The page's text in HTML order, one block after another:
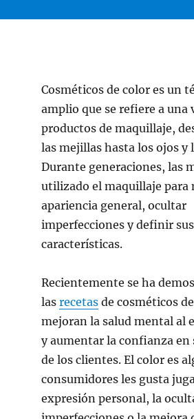
Cosméticos de color es un
amplio que se refiere a una
productos de maquillaje,
las mejillas hasta los ojos y
Durante generaciones, las
utilizado el maquillaje para
apariencia general, ocultar
imperfecciones y definir sus
características.
Recientemente se ha
las recetas de cosméticos
mejoran la salud mental al
y aumentar la confianza en
de los clientes. El color es
consumidores les gusta
expresión personal, la